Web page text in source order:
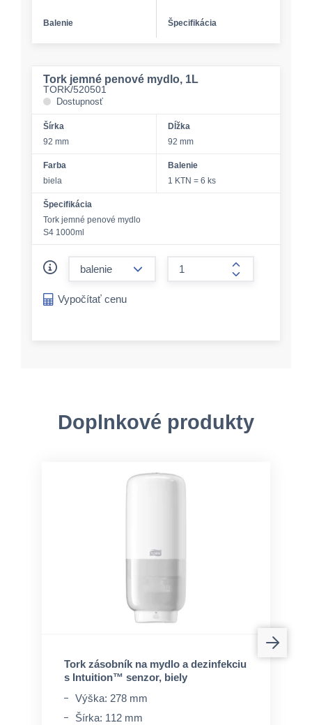
Balenie Špecifikácia
Tork jemné penové mydlo, 1L
TORK/520501
Dostupnosť
Šírka
92 mm
Dĺžka
92 mm
Farba
biela
Balenie
1 KTN = 6 ks
Špecifikácia
Tork jemné penové mydlo
S4 1000ml
form.increase-
Vypočítať cenu
Doplnkové produkty
Tork zásobník na mydlo a dezinfekciu
s Intuition™ senzor, biely
Výška: 278 mm
Šírka: 112 mm